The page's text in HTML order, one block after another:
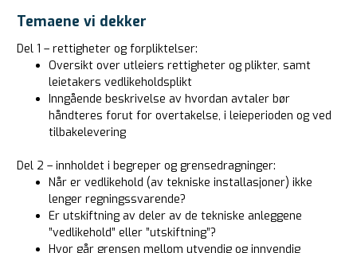
Temaene vi dekker
Del 1 – rettigheter og forpliktelser:
Oversikt over utleiers rettigheter og plikter, samt
leietakers vedlikeholdsplikt
Inngående beskrivelse av hvordan avtaler bør
håndteres forut for overtakelse, i leieperioden og ved
tilbakelevering
Del 2 – innholdet i begreper og grensedragninger:
Når er vedlikehold (av tekniske installasjoner) ikke
lenger regningssvarende?
Er utskiftning av deler av de tekniske anleggene
”vedlikehold” eller ”utskiftning”?
Hvor går grensen mellom utvendig og innvendig